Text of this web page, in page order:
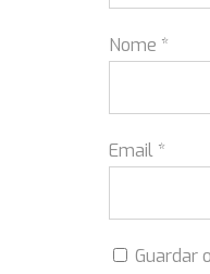
Nome *
Email *
Guardar